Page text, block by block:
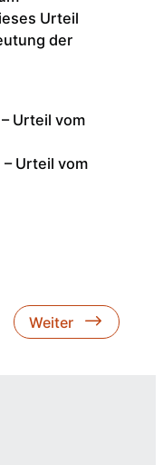
Urteil
der
Urteil vom
– Urteil vom
Weiter